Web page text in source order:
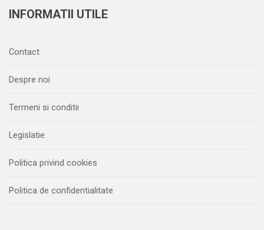
INFORMATII UTILE
Contact
Despre noi
Termeni si conditii
Legislatie
Politica privind cookies
Politica de confidentialitate